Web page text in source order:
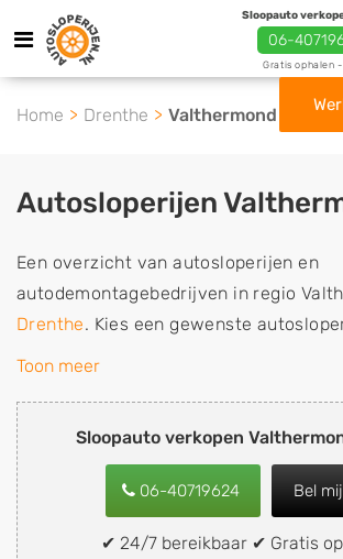
Sloopauto
06-
Gratis ophalen
Home Drenthe Valthermond
Sloopauto verkopen
06-40719624 Bel
✔ 24/7 bereikbaar ✔ Gratis
Autosloperijen
Een overzicht van autosloperijen en
autodemontagebedrijven in regio
Drenthe. Kies een gewenste
uit de lijst die gespecialiseerd is in de
de inkoop van sloopauto's,
tweedehands auto's (ook zonder apk
uw auto, camper, vrachtwagen, motor
snel en eenvoudig verkopen aan een
demontagebedrijf in de buurt, deze
Toon meer